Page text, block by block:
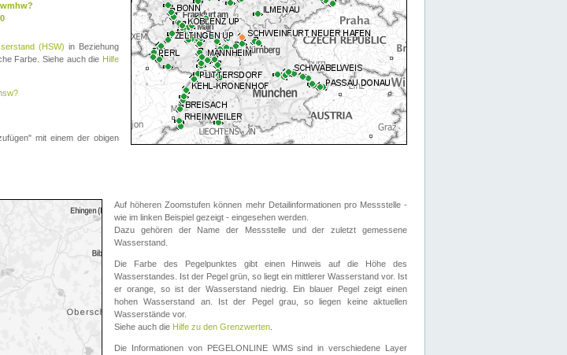
(HSW) in Beziehung
Farbe. Siehe auch die Hilfe
mit einem der obigen
Auf höheren Zoomstufen können mehr Detailinformationen pro Messstelle -
wie im linken Beispiel gezeigt - eingesehen werden.
Dazu gehören der Name der Messstelle und der zuletzt gemessene
Wasserstand.
Die Farbe des Pegelpunktes gibt einen Hinweis auf die Höhe des
Wasserstandes. Ist der Pegel grün, so liegt ein mittlerer Wasserstand vor. Ist
er orange, so ist der Wasserstand niedrig. Ein blauer Pegel zeigt einen
hohen Wasserstand an. Ist der Pegel grau, so liegen keine aktuellen
Wasserstände vor.
Siehe auch die Hilfe zu den Grenzwerten
Die Informationen von PEGELONLINE WMS sind in verschiedene Layer